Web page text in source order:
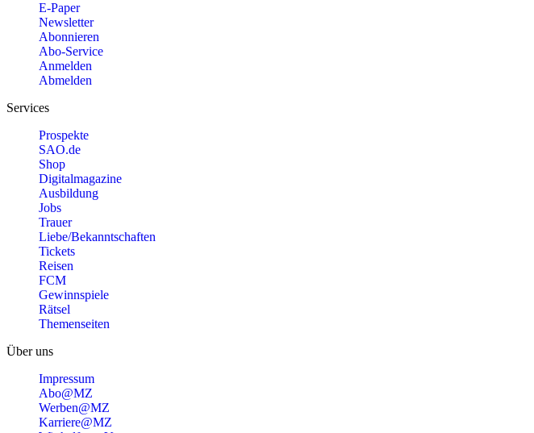
E-Paper
Newsletter
Abonnieren
Abo-Service
Anmelden
Abmelden
Services
Prospekte
SAO.de
Shop
Digitalmagazine
Ausbildung
Jobs
Trauer
Liebe/Bekanntschaften
Tickets
Reisen
FCM
Gewinnspiele
Rätsel
Themenseiten
Über uns
Impressum
Abo@MZ
Werben@MZ
Karriere@MZ